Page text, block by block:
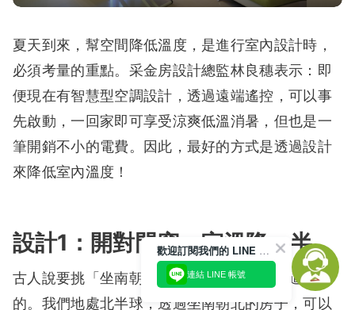
夏天到來，幫空間降低溫度，是進行室內設計時，
必須考量的重點。采金房設計總監林良穗表示：即
便現在有智慧型空調設計，透過遠端遙控，可以事
先啟動，一回家即可享受涼爽低溫消暑，但也是一
筆開銷不小的電費。因此，最好的方式是透過設計
來降低室內溫度！
設計1：開對門窗，室溫降一半
古人說要挑「坐南朝北」的房子，其實是有道理
的。我們地處北半球，透過坐南朝北的房子，可以
歡迎訂閱我們的 LINE 官方帳號
連結 LINE 帳號